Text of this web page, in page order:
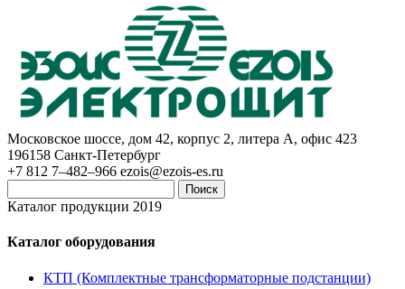
Московское шоссе, дом 42, корпус 2, литера А, офис 423
196158 Санкт-Петербург
+7 812 7–482–966 ezois@ezois-es.ru
Поиск
Каталог продукции 2019
Каталог оборудования
КТП (Комплектные трансформаторные подстанции)